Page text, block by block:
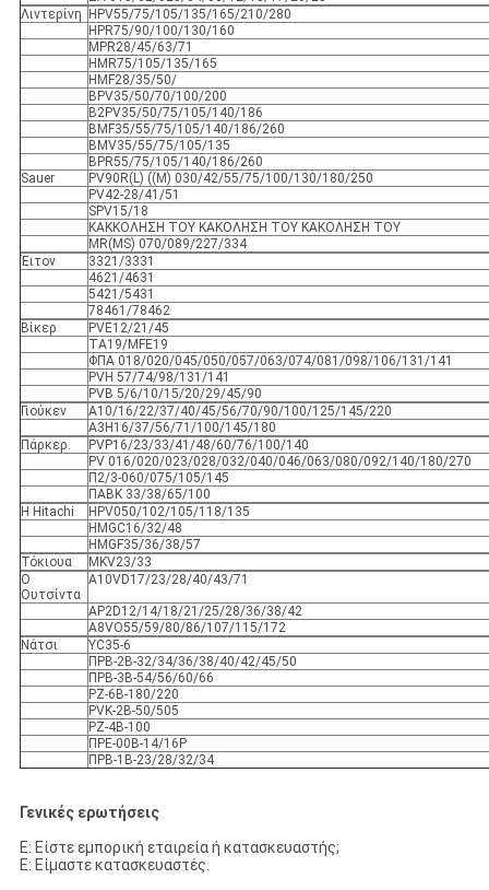
Λιντερίνη
HPV55/75/105/135/165/210/280
HPR75/90/100/130/160
MPR28/45/63/71
HMR75/105/135/165
HMF28/35/50/
BPV35/50/70/100/200
Β2PV35/50/75/105/140/186
ΒΜF35/55/75/105/140/186/260
BMV35/55/75/105/135
BPR55/75/105/140/186/260
Sauer
PV90R(L) ((M) 030/42/55/75/100/130/180/250
PV42-28/41/51
SPV15/18
ΚΑΚΚΟΛΗΣΗ ΤΟΥ ΚΑΚΟΛΗΣΗ ΤΟΥ ΚΑΚΟΛΗΣΗ ΤΟΥ
MR(MS) 070/089/227/334
Έιτον
3321/3331
4621/4631
5421/5431
78461/78462
Βίκερ
PVE12/21/45
TA19/MFE19
ΦΠΑ 018/020/045/050/057/063/074/081/098/106/131/141
PVH 57/74/98/131/141
PVB 5/6/10/15/20/29/45/90
Γιούκεν
Α10/16/22/37/40/45/56/70/90/100/125/145/220
Α3H16/37/56/71/100/145/180
Πάρκερ.
PVP16/23/33/41/48/60/76/100/140
PV 016/020/023/028/032/040/046/063/080/092/140/180/270
Π2/3-060/075/105/145
ΠΑΒΚ 33/38/65/100
Η Hitachi
HPV050/102/105/118/135
HMGC16/32/48
HMGF35/36/38/57
Τόκιουα
MKV23/33
Ο
Ουτσίντα
Α10VD17/23/28/40/43/71
AP2D12/14/18/21/25/28/36/38/42
Α8VO55/59/80/86/107/115/172
Νάτσι
YC35-6
ΠΡΒ-2Β-32/34/36/38/40/42/45/50
ΠΡΒ-3Β-54/56/60/66
PZ-6B-180/220
PVK-2B-50/505
PZ-4B-100
ΠΡΕ-00B-14/16P
ΠΡΒ-1Β-23/28/32/34
Γενικές ερωτήσεις
Ε: Είστε εμπορική εταιρεία ή κατασκευαστής;
Ε: Είμαστε κατασκευαστές.